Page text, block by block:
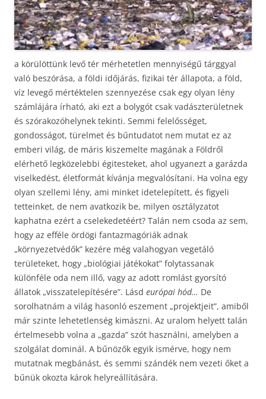
a körülöttünk levő tér mérhetetlen mennyiségű tárggyal
való beszórása, a földi időjárás, fizikai tér állapota, a föld,
víz levegő mértéktelen szennyezése csak egy olyan lény
számlájára írható, aki ezt a bolygót csak vadászterületnek
és szórakozóhelynek tekinti. Semmi felelősséget,
gondosságot, türelmet és bűntudatot nem mutat ez az
emberi világ, de máris kiszemelte magának a Földről
elérhető legközelebbi égitesteket, ahol ugyanezt a garázda
viselkedést, életformát kívánja megvalósítani. Ha volna egy
olyan szellemi lény, ami minket idetelepített, és figyeli
tetteinket, de nem avatkozik be, milyen osztályzatot
kaphatna ezért a cselekedetéért? Talán nem csoda az sem,
hogy az efféle ördögi fantazmagóriák adnak
„környezetvédők” kezére még valahogyan vegetáló
területeket, hogy „biológiai játékokat” folytassanak
különféle oda nem illő, vagy az adott romlást gyorsító
állatok „visszatelepítésére”. Lásd európai hód… De
sorolhatnám a világ hasonló eszement „projektjeit”, amiből
már szinte lehetetlenség kimászni. Az uralom helyett talán
értelmesebb volna a „gazda” szót használni, amelyben a
szolgálat dominál. A bűnözők egyik ismérve, hogy nem
mutatnak megbánást, és semmi szándék nem vezeti őket a
bűnük okozta károk helyreállítására.